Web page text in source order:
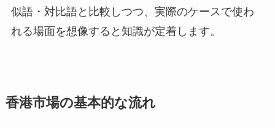
似語・対比語と比較しつつ、実際のケースで使わ
れる場面を想像すると知識が定着します。
香港市場の基本的な流れ